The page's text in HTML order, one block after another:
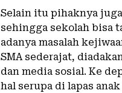
Selain itu pihaknya
sehingga sekolah bisa
adanya masalah
SMA sederajat,
dan media sosial. Ke
hal serupa di lapas